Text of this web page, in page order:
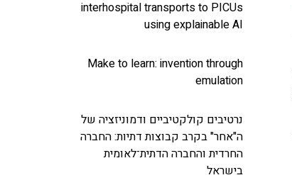
interhospital transports to PICUs
using explainable AI
Make to learn: invention through
emulation
נרטיבים קולקטיביים ודמוניזציה של
ה"אחר" בקרב קבוצות דתיות: החברה
החרדית והחברה הדתית־לאומית
בישראל